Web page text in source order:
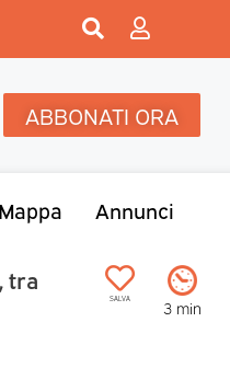
ABBONATI ORA
Mappa Annunci
tra
SALVA 3 min